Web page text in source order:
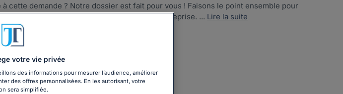
cette demande ? Notre dossier est fait pour vous ! Faisons le point ensemble pour
règles applicables au congé sabbatique en entreprise. ... Lire la suite
au panier
votre vie privée
des informations pour mesurer l’audience, améliorer
des offres personnalisées. En les autorisant, votre
sera simplifiée.